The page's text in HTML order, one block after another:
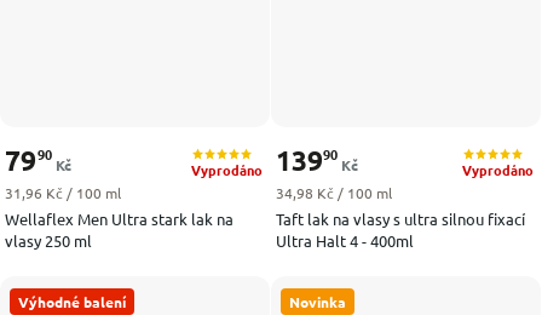
Wellaflex Men Ultra stark lak na
vlasy 250 ml
Vyprodáno
7990
Kč
Měrná cena:
31,96 Kč / 100 ml
Taft lak na vlasy s ultra silnou fixací
Ultra Halt 4 - 400ml
Vyprodáno
13990
Kč
Měrná cena:
34,98 Kč / 100 ml
Výhodné balení Novinka